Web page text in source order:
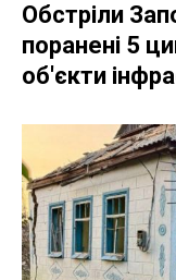
Обстріли
поранені 5
об'єкти